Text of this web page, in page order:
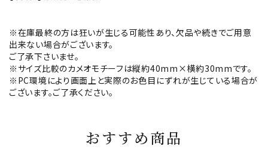
※在庫最終の方は狂いが生じる可能性あり、欠品や続きでご用意
出来ない場合がございます。
ご了承下さいませ。
※サイズ比較のカメオモチーフは縦約40mm×横約30mmです。
※PC環境により画面上と実際のお色目にずれが生じている場合が
ございます。ご了承ください。
おすすめ商品